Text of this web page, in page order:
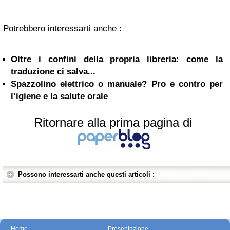
Potrebbero interessarti anche :
Oltre i confini della propria libreria: come la
traduzione ci salva...
Spazzolino elettrico o manuale? Pro e contro per
l’igiene e la salute orale
Ritornare alla prima pagina di
Possono interessarti anche questi articoli :